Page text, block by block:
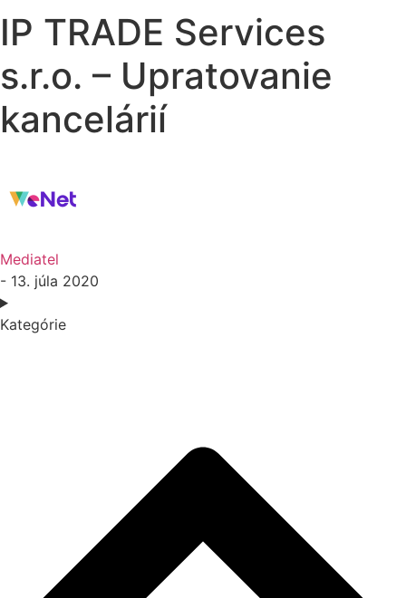
IP TRADE Services
s.r.o. – Upratovanie
kancelárií
Mediatel
- 13. júla 2020
Kategórie